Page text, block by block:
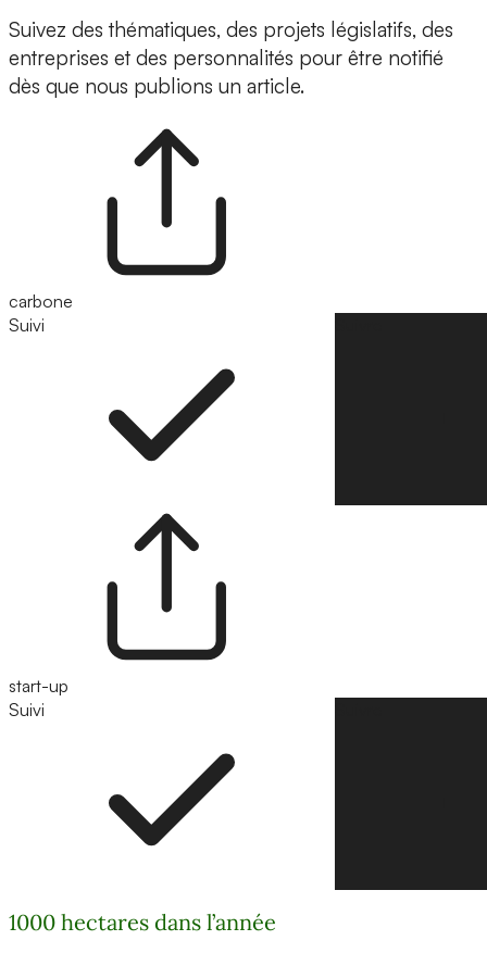
Suivez des thématiques, des projets législatifs, des
entreprises et des personnalités pour être notifié
dès que nous publions un article.
carbone
Suivi
start-up
Suivi
1000 hectares dans l’année